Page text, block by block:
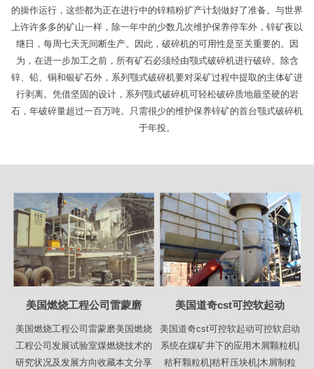
的操作运行，这些都为正在进行中的锌精粉扩产计划做好了准备。与世界
上许许多多的矿山一样，除一年中的少数几次维护保养停车外，锌矿夜以
继日，每周七天无间断生产。因此，破碎机的可用性是至关重要的。因
为，在进一步加工之前，所有矿石必须经由颚式破碎机进行破碎。除含
锌、铅、铜和银矿石外，系列颚式破碎机要对采矿过程中提取的主体矿进
行剥离。凭借坚固的设计，系列颚式破碎机可轻松破碎质地最坚硬的岩
石，年破碎量超过一百万吨。只需很少的维护保养锌矿的首台颚式破碎机
于年投。
美国燃烧工程公司雷蒙磨
美国燃烧工程公司雷蒙磨美国燃烧
工程公司发展试验室煤燃烧技术的
研究状况及发展方向收藏本文分享
美国道奇cst可控软起动
美国道奇cst可控软起动可控软启动
系统在煤矿井下的应用木屑颗粒机|
秸秆颗粒机|秸秆压块机|木屑制粒